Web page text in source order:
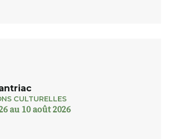
CULTURELLES
au 10 août 2026